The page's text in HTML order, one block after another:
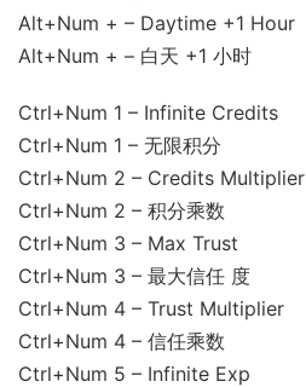
Alt+Num + – Daytime +1 Hour
Alt+Num + – 白天 +1 小时
Ctrl+Num 1 – Infinite Credits
Ctrl+Num 1 – 无限积分
Ctrl+Num 2 – Credits Multiplier
Ctrl+Num 2 – 积分乘数
Ctrl+Num 3 – Max Trust
Ctrl+Num 3 – 最大信任 度
Ctrl+Num 4 – Trust Multiplier
Ctrl+Num 4 – 信任乘数
Ctrl+Num 5 – Infinite Exp